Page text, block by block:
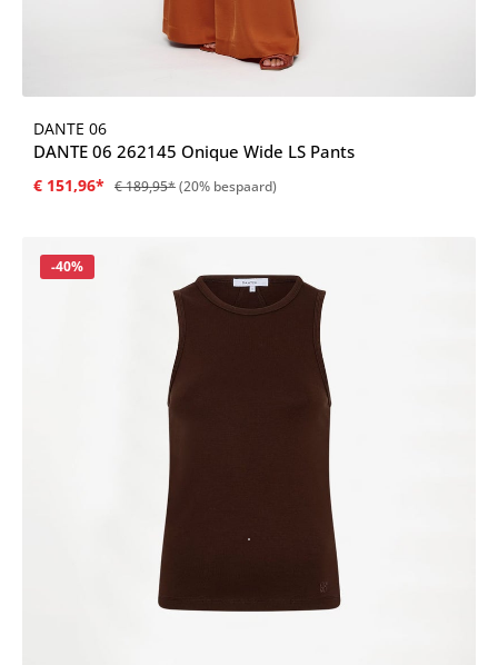
DANTE 06
DANTE 06 262145 Onique Wide LS Pants
€ 151,96* € 189,95*(20% bespaard)
Korting
-40%